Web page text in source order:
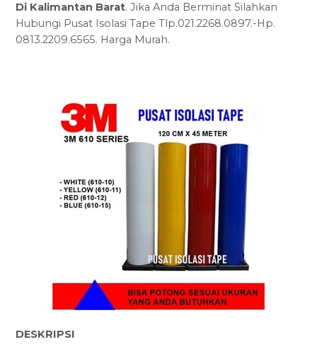
Di Kalimantan Barat. Jika Anda Berminat Silahkan
Hubungi Pusat Isolasi Tape Tlp.021.2268.0897.-Hp.
0813.2209.6565. Harga Murah.
DESKRIPSI